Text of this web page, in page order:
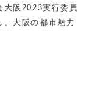
阪2023実行委員
大阪の都市魅力